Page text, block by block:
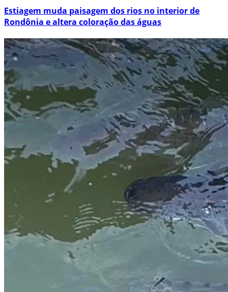
Estiagem muda paisagem dos rios no interior de
Rondônia e altera coloração das águas